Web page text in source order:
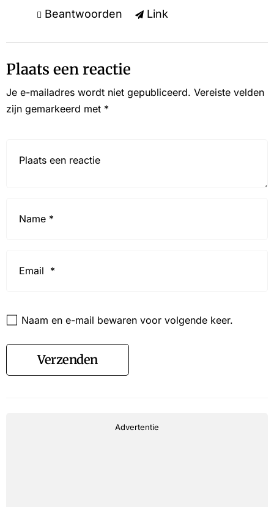
Beantwoorden Link
Plaats een reactie
Je e-mailadres wordt niet gepubliceerd. Vereiste velden
zijn gemarkeerd met *
Naam en e-mail bewaren voor volgende keer.
Verzenden
Advertentie